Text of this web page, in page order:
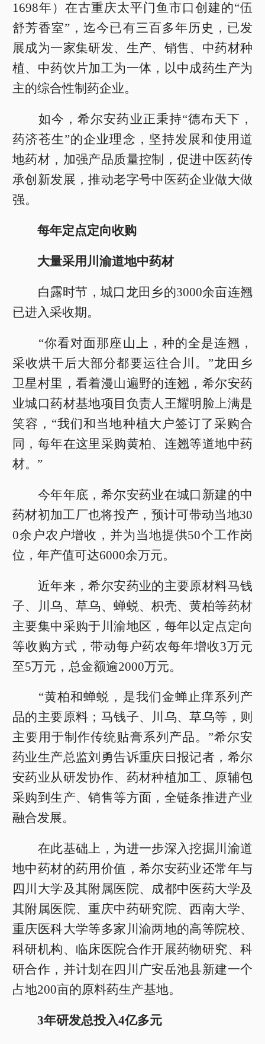
1698年）在古重庆太平门鱼市口创建的“伍
舒芳香室”，迄今已有三百多年历史，已发
展成为一家集研发、生产、销售、中药材种
植、中药饮片加工为一体，以中成药生产为
主的综合性制药企业。
如今，希尔安药业正秉持“德布天下，
药济苍生”的企业理念，坚持发展和使用道
地药材，加强产品质量控制，促进中医药传
承创新发展，推动老字号中医药企业做大做
强。
每年定点定向收购
大量采用川渝道地中药材
白露时节，城口龙田乡的3000余亩连翘
已进入采收期。
“你看对面那座山上，种的全是连翘，
采收烘干后大部分都要运往合川。”龙田乡
卫星村里，看着漫山遍野的连翘，希尔安药
业城口药材基地项目负责人王耀明脸上满是
笑容，“我们和当地种植大户签订了采购合
同，每年在这里采购黄柏、连翘等道地中药
材。”
今年年底，希尔安药业在城口新建的中
药材初加工厂也将投产，预计可带动当地30
0余户农户增收，并为当地提供50个工作岗
位，年产值可达6000余万元。
近年来，希尔安药业的主要原材料马钱
子、川乌、草乌、蝉蜕、枳壳、黄柏等药材
主要集中采购于川渝地区，每年以定点定向
等收购方式，带动每户药农每年增收3万元
至5万元，总金额逾2000万元。
“黄柏和蝉蜕，是我们金蝉止痒系列产
品的主要原料；马钱子、川乌、草乌等，则
主要用于制作传统贴膏系列产品。”希尔安
药业生产总监刘勇告诉重庆日报记者，希尔
安药业从研发协作、药材种植加工、原辅包
采购到生产、销售等方面，全链条推进产业
融合发展。
在此基础上，为进一步深入挖掘川渝道
地中药材的药用价值，希尔安药业还常年与
四川大学及其附属医院、成都中医药大学及
其附属医院、重庆中药研究院、西南大学、
重庆医科大学等多家川渝两地的高等院校、
科研机构、临床医院合作开展药物研究、科
研合作，并计划在四川广安岳池县新建一个
占地200亩的原料药生产基地。
3年研发总投入4亿多元